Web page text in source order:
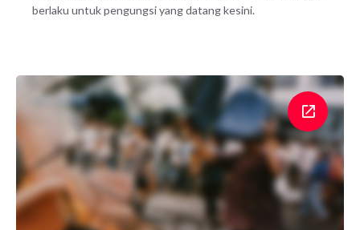
berlaku untuk pengungsi yang datang kesini.